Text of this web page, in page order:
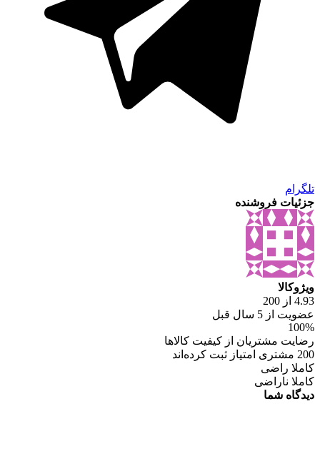
تلگرام
جزئیات فروشنده
ویژوکالا
4.93 از 200
عضویت از 5 سال قبل
100%
رضایت مشتریان از کیفیت کالاها
200 مشتری امتیاز ثبت کرده‌اند
کاملا راضی
کاملا ناراضی
دیدگاه شما